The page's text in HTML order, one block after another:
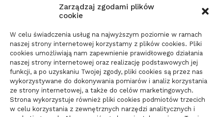
Zarządzaj zgodami plików
cookie
W celu świadczenia usług na najwyższym poziomie w ramach
naszej strony internetowej korzystamy z plików cookies. Pliki
cookies umożliwiają nam zapewnienie prawidłowego działania
naszej strony internetowej oraz realizację podstawowych jej
funkcji, a po uzyskaniu Twojej zgody, pliki cookies są przez nas
wykorzystywane do dokonywania pomiarów i analiz korzystania
ze strony internetowej, a także do celów marketingowych.
Strona wykorzystuje również pliki cookies podmiotów trzecich
w celu korzystania z zewnętrznych narzędzi analitycznych i
Zmiana biura rachunkowego:
dokumenty i terminy
Parkiet do domu do spokojnego
wnętrza: jak wybrać materiał
świadomie
10/06/2026